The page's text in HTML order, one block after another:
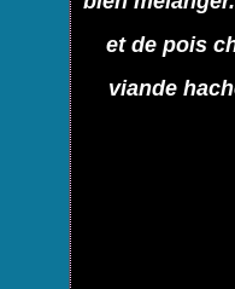
et de pois
viande